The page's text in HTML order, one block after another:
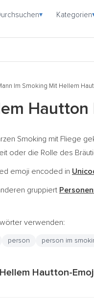
▾ Kategorien
Im Smoking Mit Hellem
Hautton
Smoking mit Fliege
oder die Rolle des
emoji encoded in
gruppiert
verwenden:
person person im
Hautton-